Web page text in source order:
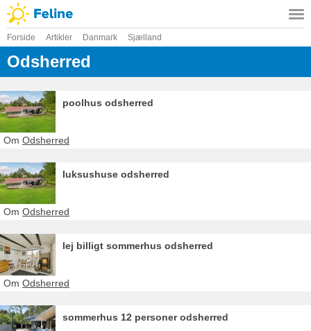
Forside Artikler Danmark Sjælland
Odsherred
poolhus odsherred
Om Odsherred
luksushuse odsherred
Om Odsherred
lej billigt sommerhus odsherred
Om Odsherred
sommerhus 12 personer odsherred